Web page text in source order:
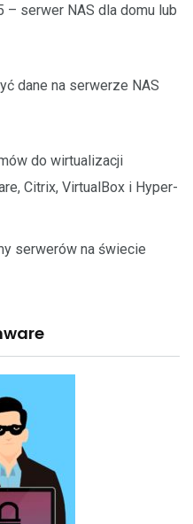
– serwer NAS dla domu lub
dane na serwerze NAS
do wirtualizacji
Citrix, VirtualBox i Hyper-
serwerów na świecie